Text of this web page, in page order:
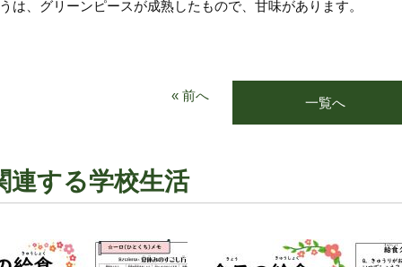
は、グリーンピースが成熟したもので、甘味があります。
« 前へ 一覧へ
連する学校生活